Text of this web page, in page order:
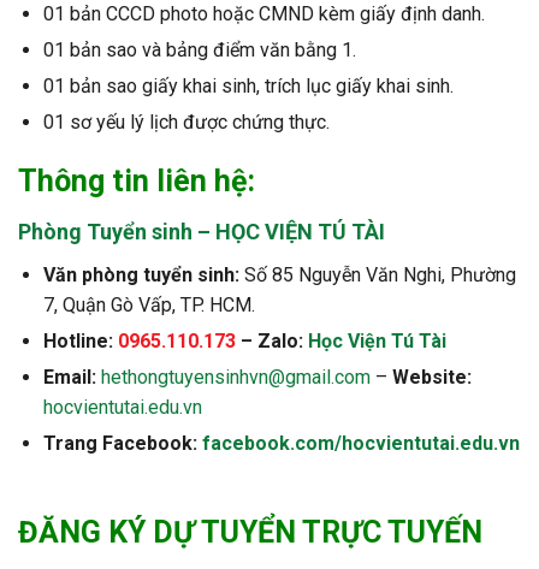
01 bản CCCD photo hoặc CMND kèm giấy định danh.
01 bản sao và bảng điểm văn bằng 1.
01 bản sao giấy khai sinh, trích lục giấy khai sinh.
01 sơ yếu lý lịch được chứng thực.
Thông tin liên hệ:
Phòng Tuyển sinh – HỌC VIỆN TÚ TÀI
Văn phòng tuyển sinh:Số 85 Nguyễn Văn Nghi, Phường
7, Quận Gò Vấp, TP. HCM.
Hotline: 0965.110.173– Zalo: Học Viện Tú Tài
Email: hethongtuyensinhvn@gmail.com– Website:
hocvientutai.edu.vn
Trang Facebook: facebook.com/hocvientutai.edu.vn
ĐĂNG KÝ DỰ TUYỂN TRỰC TUYẾN